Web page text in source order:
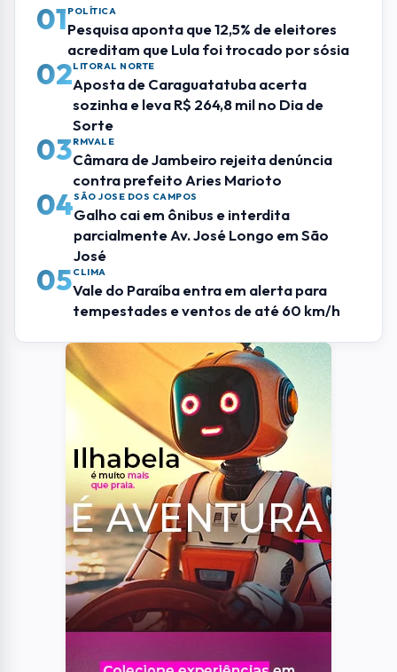
01 POLÍTICA
Pesquisa aponta que 12,5% de eleitores
acreditam que Lula foi trocado por sósia
02LITORAL NORTE
Aposta de Caraguatatuba acerta
sozinha e leva R$ 264,8 mil no Dia de
Sorte
03RMVALE
Câmara de Jambeiro rejeita denúncia
contra prefeito Aries Marioto
04SÃO JOSE DOS CAMPOS
Galho cai em ônibus e interdita
parcialmente Av. José Longo em São
José
05CLIMA
Vale do Paraíba entra em alerta para
tempestades e ventos de até 60 km/h